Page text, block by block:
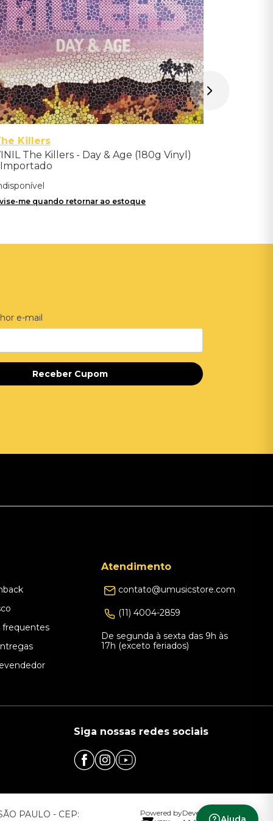
Killers
The Killers - Day & Age (180g Vinyl)
me quando retornar ao estoque
e-mail
Receber Cupom
frequentes
Atendimento
contato@umusicstore.com
(11) 4004-2859
De segunda à sexta das 9h às
17h (exceto feriados)
Siga nossas redes sociais
PAULO - CEP: Powered byDeveloped by